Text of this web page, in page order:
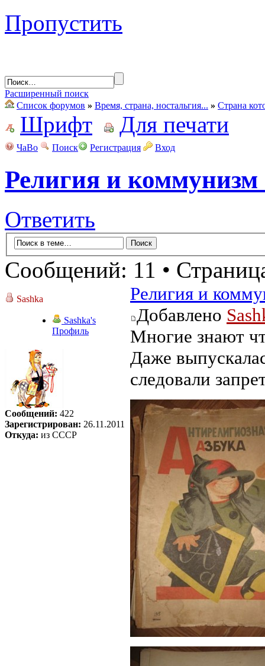
Пропустить
Расширенный поиск
Список форумов » Время, страна, ностальгия... » Страна
Шрифт Для печати
ЧаВо Поиск Регистрация Вход
Религия и
Ответить
Сообщений: 11 •
Sashka
Sashka's
Профиль
Сообщений: 422
Зарегистрирован: 26.11.2011
Откуда: из СССР
Религия и
Добавлено
Многие знают
Даже
следовали